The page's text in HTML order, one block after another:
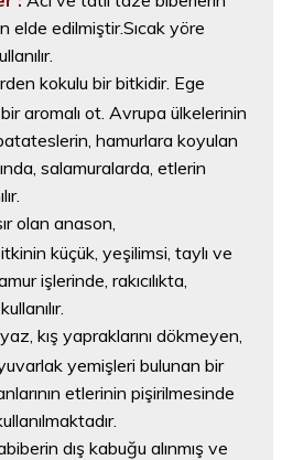
elde edilmiştir.Sıcak yöre
kokulu bir bitkidir. Ege
aromalı ot. Avrupa ülkelerinin
hamurlara koyulan
salamuralarda, etlerin
olan anason,
küçük, yeşilimsi, taylı ve
işlerinde, rakıcılıkta,
kış yapraklarını dökmeyen,
yemişleri bulunan bir
etlerinin pişirilmesinde
dış kabuğu alınmış ve